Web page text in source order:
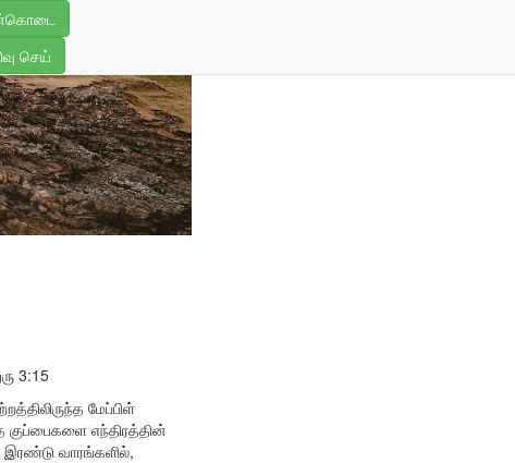
செய்
3:15
மேப்பிள்
குப்பைகளை எந்திரத்தின்
வாரங்களில்,